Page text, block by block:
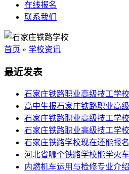
在线报名
联系我们
首页 » 学校资讯
最近发表
石家庄铁路职业高级技工学
高中生报石家庄铁路职业高
石家庄铁路职业高级技工学
石家庄铁路职业高级技工学
石家庄铁路学校现在还能报
河北省哪个铁路学校能学火
内燃机车运用与检修专业介绍